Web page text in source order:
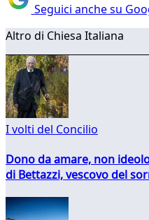
Seguici anche su
Altro di Chiesa Italiana
I volti del Concilio
Dono da amare, non
di Bettazzi, vescovo del